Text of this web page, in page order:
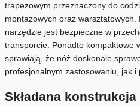
trapezowym przeznaczony do
montażowych oraz warsztatowych.
narzędzie jest bezpieczne w
transporcie. Ponadto kompaktowe
sprawiają, że nóż doskonale
profesjonalnym zastosowaniu, jak
Składana